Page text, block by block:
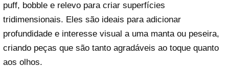
puff, bobble e relevo para criar superfícies
tridimensionais. Eles são ideais para adicionar
profundidade e interesse visual a uma manta ou peseira,
criando peças que são tanto agradáveis ao toque quanto
aos olhos.